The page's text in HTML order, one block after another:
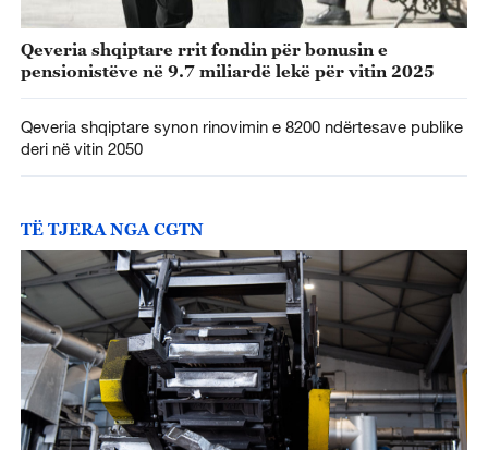
Qeveria shqiptare rrit fondin për bonusin e
pensionistëve në 9.7 miliardë lekë për vitin 2025
Qeveria shqiptare synon rinovimin e 8200 ndërtesave publike
deri në vitin 2050
TË TJERA NGA CGTN